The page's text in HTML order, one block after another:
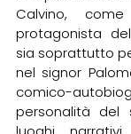
Calvino, come
protagonista del
sia soprattutto
nel signor
comico-
personalità del